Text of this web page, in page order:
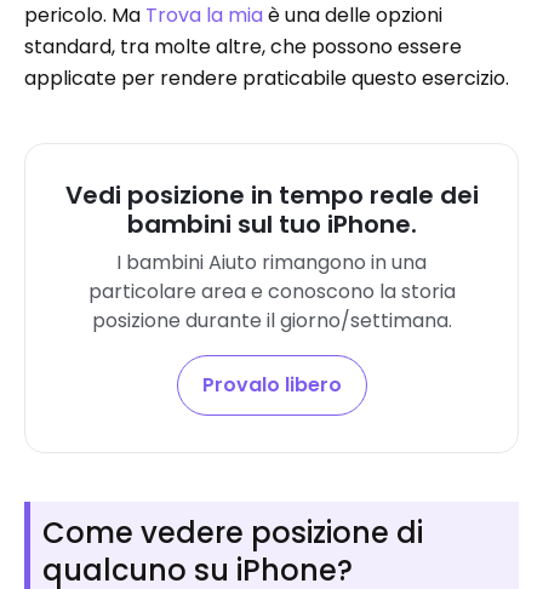
pericolo. Ma Trova la mia è una delle opzioni
standard, tra molte altre, che possono essere
applicate per rendere praticabile questo esercizio.
Vedi posizione in tempo reale dei
bambini sul tuo iPhone.
I bambini Aiuto rimangono in una
particolare area e conoscono la storia
posizione durante il giorno/settimana.
Provalo libero
Come vedere posizione di
qualcuno su iPhone?